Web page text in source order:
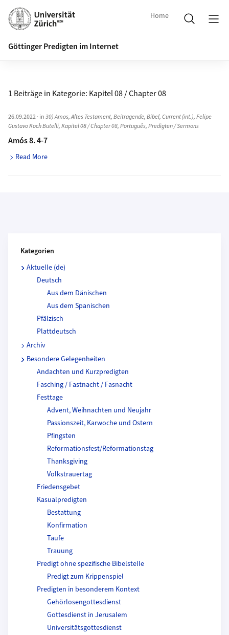
Home
Göttinger Predigten im Internet
1 Beiträge in Kategorie: Kapitel 08 / Chapter 08
26.09.2022· in30) Amos,Altes Testament,Beitragende,Bibel,Current (int.),Felipe
Gustavo Koch Butelli,Kapitel 08 / Chapter 08,Português,Predigten / Sermons
Amós 8. 4-7
Read More
Kategorien
Aktuelle (de)
Deutsch
Aus dem Dänischen
Aus dem Spanischen
Pfälzisch
Plattdeutsch
Archiv
Besondere Gelegenheiten
Andachten und Kurzpredigten
Fasching / Fastnacht / Fasnacht
Festtage
Advent, Weihnachten und Neujahr
Passionszeit, Karwoche und Ostern
Pfingsten
Reformationsfest/Reformationstag
Thanksgiving
Volkstrauertag
Friedensgebet
Kasualpredigten
Bestattung
Konfirmation
Taufe
Trauung
Predigt ohne spezifische Bibelstelle
Predigt zum Krippenspiel
Predigten in besonderem Kontext
Gehörlosengottesdienst
Gottesdienst in Jerusalem
Universitätsgottesdienst